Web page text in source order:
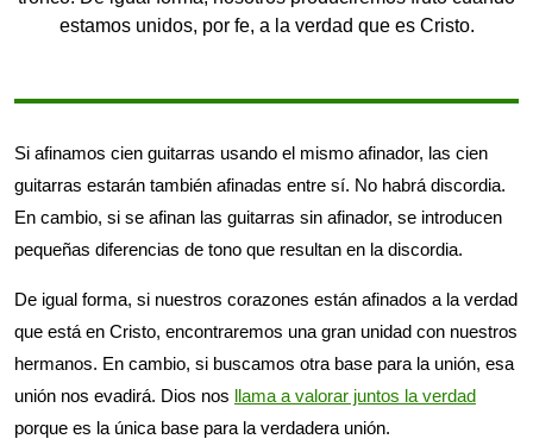
estamos unidos, por fe, a la verdad que es Cristo.
Si afinamos cien guitarras usando el mismo afinador, las cien
guitarras estarán también afinadas entre sí. No habrá discordia.
En cambio, si se afinan las guitarras sin afinador, se introducen
pequeñas diferencias de tono que resultan en la discordia.
De igual forma, si nuestros corazones están afinados a la verdad
que está en Cristo, encontraremos una gran unidad con nuestros
hermanos. En cambio, si buscamos otra base para la unión, esa
unión nos evadirá. Dios nos llama a valorar juntos la verdad
porque es la única base para la verdadera unión.